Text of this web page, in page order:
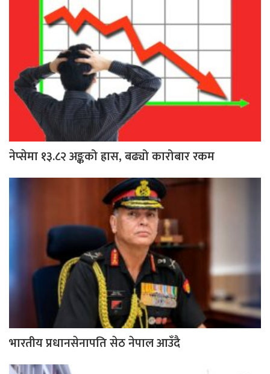
नेप्सेमा १३.८२ अङ्कको ह्रास, बढ्यो कारोबार रकम
भारतीय प्रधानसेनापति सेठ नेपाल आउँदै